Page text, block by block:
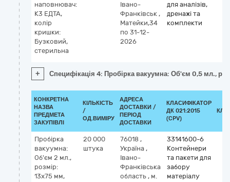
наповнювач:
К3 ЕДТА,
колір
кришки:
Бузковий,
стерильна
Івано-
Франківськ ,
Матейки,34
по 31-12-
2026
для аналізів,
дренажі та
комплекти
+ Специфікація 4: Пробірка вакуумна: Об'єм 0,5 мл.,
КОНКРЕТНА
НАЗВА
ПРЕДМЕТА
ЗАКУПІВЛІ
КІЛЬКІСТЬ
/
ОД.ВИМІРУ
АДРЕСА
ДОСТАВКИ /
ПЕРІОД
ДОСТАВКИ
КЛАСИФІКАТОР
ДК 021:2015
(CPV)
Пробірка
вакуумна:
Об'єм 2 мл.,
розмір:
13х75 мм,
20 000
штука
76018 ,
Україна ,
Івано-
Франківська
область , м.
33141600-6
Контейнери
та пакети для
забору
матеріалу